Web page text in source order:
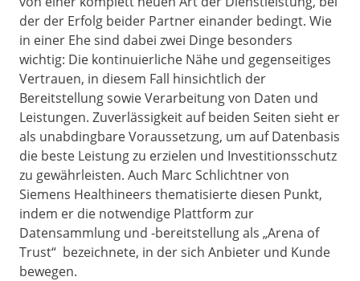
der der Erfolg beider Partner einander bedingt. Wie
in einer Ehe sind dabei zwei Dinge besonders
wichtig: Die kontinuierliche Nähe und gegenseitiges
Vertrauen, in diesem Fall hinsichtlich der
Bereitstellung sowie Verarbeitung von Daten und
Leistungen. Zuverlässigkeit auf beiden Seiten sieht er
als unabdingbare Voraussetzung, um auf Datenbasis
die beste Leistung zu erzielen und Investitionsschutz
zu gewährleisten. Auch Marc Schlichtner von
Siemens Healthineers thematisierte diesen Punkt,
indem er die notwendige Plattform zur
Datensammlung und -bereitstellung als „Arena of
Trust“ bezeichnete, in der sich Anbieter und Kunde
bewegen.